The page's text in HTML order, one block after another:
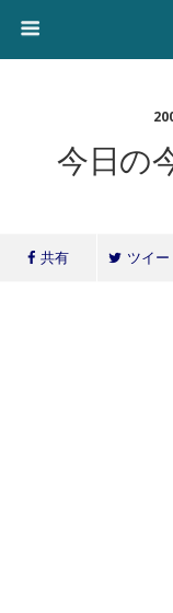
今日の
共有 ツイー